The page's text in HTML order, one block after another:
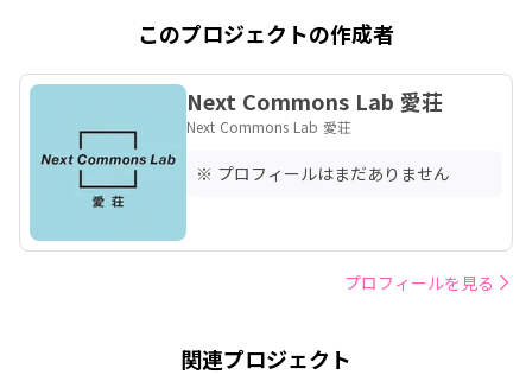
このプロジェクトの作成者
Next Commons Lab 愛荘
Next Commons Lab 愛荘
※ プロフィールはまだありません
プロフィールを見る
関連プロジェクト